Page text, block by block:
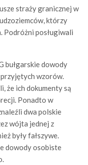
straży granicznej w
którzy
Podróżni posługiwali
bułgarskie dowody
wzorów.
że ich dokumenty są
Ponadto w
dwa polskie
wójta jednej z
były fałszywe.
dowody osobiste